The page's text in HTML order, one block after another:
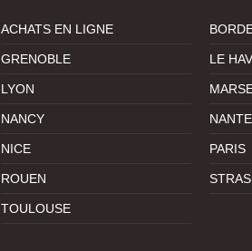
ACHATS EN LIGNE
GRENOBLE LE
LYON
NANCY
NICE PARIS
ROUEN
TOULOUSE